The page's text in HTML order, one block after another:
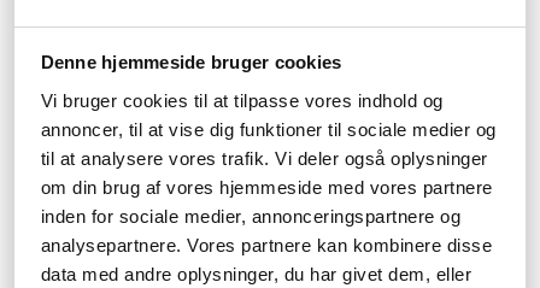
Denne hjemmeside bruger cookies
Vi bruger cookies til at tilpasse vores indhold og
annoncer, til at vise dig funktioner til sociale medier og
til at analysere vores trafik. Vi deler også oplysninger
om din brug af vores hjemmeside med vores partnere
inden for sociale medier, annonceringspartnere og
analysepartnere. Vores partnere kan kombinere disse
data med andre oplysninger, du har givet dem, eller
vilket gör dem till ett utmärkt val för användare som kräver
mångsidighet. Oavsett om du använder en PC, en server eller
just dina behov.
Säkerhet
Inter-Techs produkter är också kända för sin höga säkerhet och
tillförlitlighet. Företaget har investerat mycket i att utveckla
produkter som skyddar din data mot skadliga virus och malware.
Inter-Techs produkter är också utformade för att vara robusta